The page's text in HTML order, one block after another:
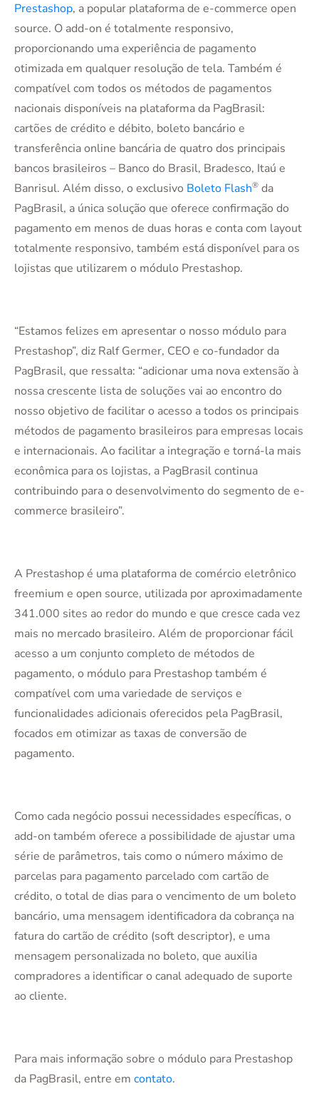
Prestashop, a popular plataforma de e-commerce open
source. O add-on é totalmente responsivo,
proporcionando uma experiência de pagamento
otimizada em qualquer resolução de tela. Também é
compatível com todos os métodos de pagamentos
nacionais disponíveis na plataforma da PagBrasil:
cartões de crédito e débito, boleto bancário e
transferência online bancária de quatro dos principais
bancos brasileiros – Banco do Brasil, Bradesco, Itaú e
Banrisul. Além disso, o exclusivo Boleto Flash® da
PagBrasil, a única solução que oferece confirmação do
pagamento em menos de duas horas e conta com layout
totalmente responsivo, também está disponível para os
lojistas que utilizarem o módulo Prestashop.
“Estamos felizes em apresentar o nosso módulo para
Prestashop”, diz Ralf Germer, CEO e co-fundador da
PagBrasil, que ressalta: “adicionar uma nova extensão à
nossa crescente lista de soluções vai ao encontro do
nosso objetivo de facilitar o acesso a todos os principais
métodos de pagamento brasileiros para empresas locais
e internacionais. Ao facilitar a integração e torná-la mais
econômica para os lojistas, a PagBrasil continua
contribuindo para o desenvolvimento do segmento de e-
commerce brasileiro”.
A Prestashop é uma plataforma de comércio eletrônico
freemium e open source, utilizada por aproximadamente
341.000 sites ao redor do mundo e que cresce cada vez
mais no mercado brasileiro. Além de proporcionar fácil
acesso a um conjunto completo de métodos de
pagamento, o módulo para Prestashop também é
compatível com uma variedade de serviços e
funcionalidades adicionais oferecidos pela PagBrasil,
focados em otimizar as taxas de conversão de
pagamento.
Como cada negócio possui necessidades específicas, o
add-on também oferece a possibilidade de ajustar uma
série de parâmetros, tais como o número máximo de
parcelas para pagamento parcelado com cartão de
crédito, o total de dias para o vencimento de um boleto
bancário, uma mensagem identificadora da cobrança na
fatura do cartão de crédito (soft descriptor), e uma
mensagem personalizada no boleto, que auxilia
compradores a identificar o canal adequado de suporte
ao cliente.
Para mais informação sobre o módulo para Prestashop
da PagBrasil, entre em contato.